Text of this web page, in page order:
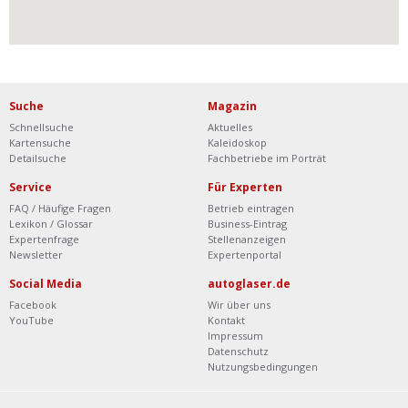
Suche
Schnellsuche
Kartensuche
Detailsuche
Magazin
Aktuelles
Kaleidoskop
Fachbetriebe im Porträt
Service
FAQ / Häufige Fragen
Lexikon / Glossar
Expertenfrage
Newsletter
Für Experten
Betrieb eintragen
Business-Eintrag
Stellenanzeigen
Expertenportal
Social Media
Facebook
YouTube
autoglaser.de
Wir über uns
Kontakt
Impressum
Datenschutz
Nutzungsbedingungen